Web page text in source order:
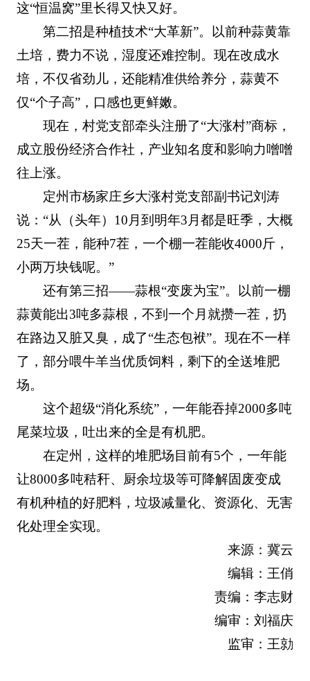
这“恒温窝”里长得又快又好。
第二招是种植技术“大革新”。以前种蒜黄靠
土培，费力不说，湿度还难控制。现在改成水
培，不仅省劲儿，还能精准供给养分，蒜黄不
仅“个子高”，口感也更鲜嫩。
现在，村党支部牵头注册了“大涨村”商标，
成立股份经济合作社，产业知名度和影响力噌噌
往上涨。
定州市杨家庄乡大涨村党支部副书记刘涛
说：“从（头年）10月到明年3月都是旺季，大概
25天一茬，能种7茬，一个棚一茬能收4000斤，
小两万块钱呢。”
还有第三招——蒜根“变废为宝”。以前一棚
蒜黄能出3吨多蒜根，不到一个月就攒一茬，扔
在路边又脏又臭，成了“生态包袱”。现在不一样
了，部分喂牛羊当优质饲料，剩下的全送堆肥
场。
这个超级“消化系统”，一年能吞掉2000多吨
尾菜垃圾，吐出来的全是有机肥。
在定州，这样的堆肥场目前有5个，一年能
让8000多吨秸秆、厨余垃圾等可降解固废变成
有机种植的好肥料，垃圾减量化、资源化、无害
化处理全实现。
来源：冀云
编辑：王俏
责编：李志财
编审：刘福庆
监审：王勍